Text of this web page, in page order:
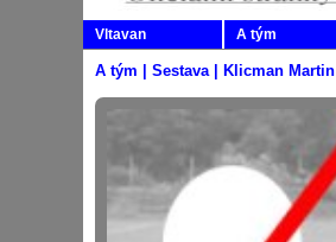
Vltavan A tým
A tým | Sestava | Klicman Martin